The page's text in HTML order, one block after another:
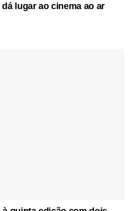
lugar ao cinema ao ar